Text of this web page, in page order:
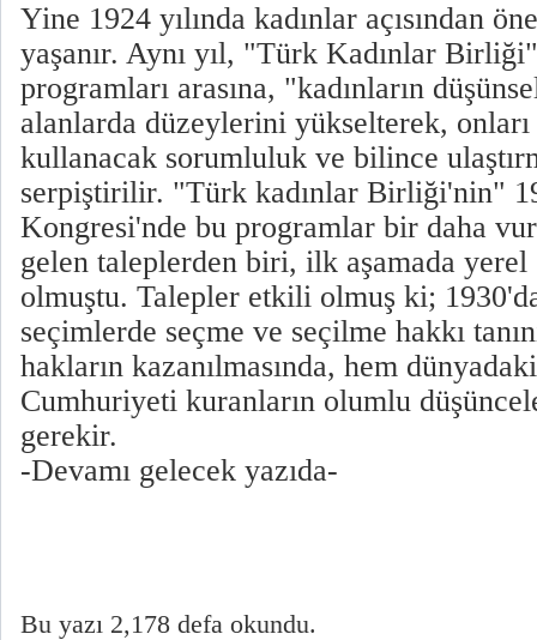
Yine 1924 yılında kadınlar açısından
yaşanır. Aynı yıl, "Türk Kadınlar
programları arasına, "kadınların
alanlarda düzeylerini yükselterek, onları
kullanacak sorumluluk ve bilince
serpiştirilir. "Türk kadınlar Birliği'nin"
Kongresi'nde bu programlar bir daha
gelen taleplerden biri, ilk aşamada yerel
olmuştu. Talepler etkili olmuş ki;
seçimlerde seçme ve seçilme hakkı
hakların kazanılmasında, hem
Cumhuriyeti kuranların olumlu
gerekir.
-Devamı gelecek yazıda-
Bu yazı 2,178 defa okundu.